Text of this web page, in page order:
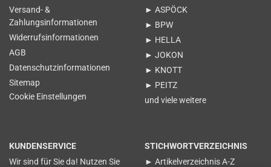
Versand- &
Zahlungsinformationen
Widerrufsinformationen
AGB
Datenschutzinformationen
Sitemap
Cookie Einstellungen
► ASPÖCK
► BPW
► HELLA
► JOKON
► KNOTT
► PEITZ
und viele weitere
KUNDENSERVICE
Wir sind für Sie da! Nutzen Sie
STICHWORTVERZEICHNIS
► Artikelverzeichnis A-Z